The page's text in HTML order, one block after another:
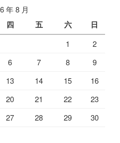
年 8 月
四 五 六 日
1
2
6 7 8
9
13 14 15
16
20 21 22
23
27 28 29
30